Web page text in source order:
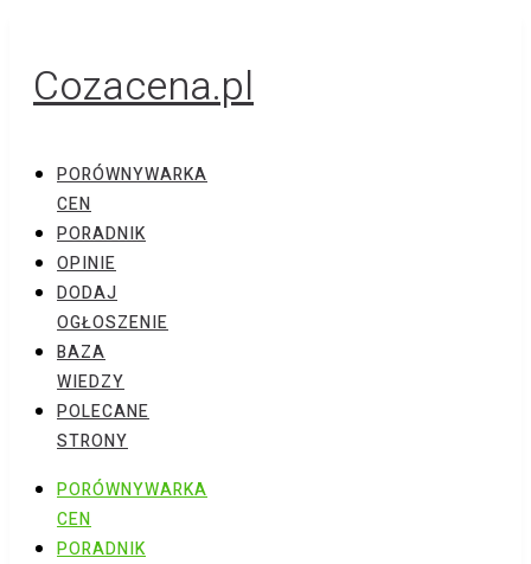
Cozacena.pl
PORÓWNYWARKA
CEN
PORADNIK
OPINIE
DODAJ
OGŁOSZENIE
BAZA
WIEDZY
POLECANE
STRONY
PORÓWNYWARKA
CEN
PORADNIK